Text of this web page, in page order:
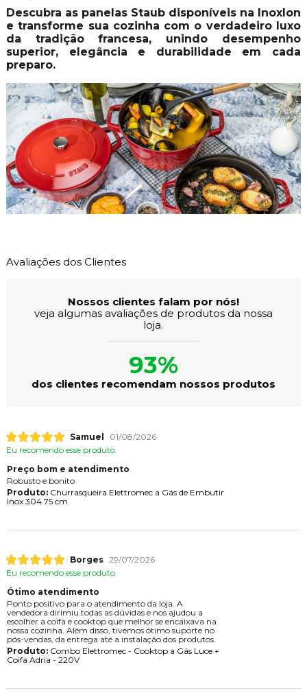
Descubra as panelas Staub disponíveis na Inoxlon
e transforme sua cozinha com o verdadeiro luxo
da tradição francesa, unindo desempenho
superior, elegância e durabilidade em cada
preparo.
Avaliações dos Clientes
Nossos clientes falam por nós!
veja algumas avaliações de produtos da nossa
loja.
93%
dos clientes recomendam nossos produtos
Samuel
01/08/2026
Eu recomendo esse produto.
Preço bom e atendimento
Robusto e bonito
Produto:Churrasqueira Elettromec a Gás de Embutir
Inox 304 75 cm
Borges 29/07/2026
Eu recomendo esse produto.
Ótimo atendimento
Ponto positivo para o atendimento da loja. A
vendedora dirimiu todas as dúvidas e nos ajudou a
escolher a coifa e cooktop que melhor se encaixava na
nossa cozinha. Além disso, tivemos ótimo suporte no
pós-vendas, da entrega até a instalação dos produtos.
Produto:Combo Elettromec - Cooktop a Gás Luce +
Coifa Adria - 220V